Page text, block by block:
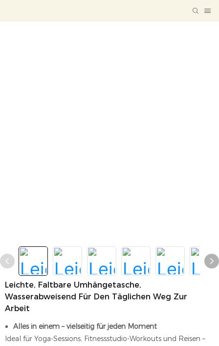
Leichte, Faltbare Umhängetasche,
Wasserabweisend Für Den Täglichen Weg Zur
Arbeit
Alles in einem – vielseitig für jeden Moment
Ideal für Yoga-Sessions, Fitnessstudio-Workouts und Reisen –